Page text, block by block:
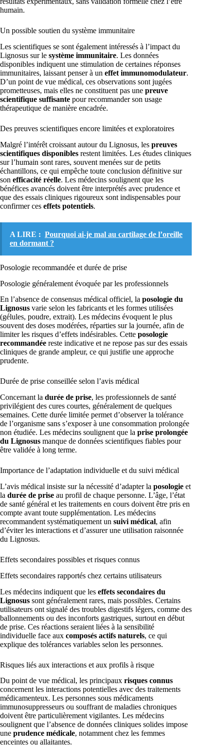
humain.
Un possible soutien du système immunitaire
Les scientifiques se sont également intéressés à l’impact du
Lignosus sur le système immunitaire. Les données
disponibles indiquent une stimulation de certaines réponses
immunitaires, laissant penser à un effet immunomodulateur.
D’un point de vue médical, ces observations sont jugées
prometteuses, mais elles ne constituent pas une preuve
scientifique suffisante pour recommander son usage
thérapeutique de manière encadrée.
Des preuves scientifiques encore limitées et exploratoires
Malgré l’intérêt croissant autour du Lignosus, les preuves
scientifiques disponibles restent limitées. Les études cliniques
sur l’humain sont rares, souvent menées sur de petits
échantillons, ce qui empêche toute conclusion définitive sur
son efficacité réelle. Les médecins soulignent que les
bénéfices avancés doivent être interprétés avec prudence et
que des essais cliniques rigoureux sont indispensables pour
confirmer ces effets potentiels.
A LIRE : Pourquoi ai-je mal au cartilage de l’oreille
en dormant ?
Posologie recommandée et durée de prise
Posologie généralement évoquée par les professionnels
En l’absence de consensus médical officiel, la posologie du
Lignosus varie selon les fabricants et les formes utilisées
(gélules, poudre, extrait). Les médecins évoquent le plus
souvent des doses modérées, réparties sur la journée, afin de
limiter les risques d’effets indésirables. Cette posologie
recommandée reste indicative et ne repose pas sur des essais
cliniques de grande ampleur, ce qui justifie une approche
prudente.
Durée de prise conseillée selon l’avis médical
Concernant la durée de prise, les professionnels de santé
privilégient des cures courtes, généralement de quelques
semaines. Cette durée limitée permet d’observer la tolérance
de l’organisme sans s’exposer à une consommation prolongée
non étudiée. Les médecins soulignent que la prise prolongée
du Lignosus manque de données scientifiques fiables pour
être validée à long terme.
Importance de l’adaptation individuelle et du suivi médical
L’avis médical insiste sur la nécessité d’adapter la posologie et
la durée de prise au profil de chaque personne. L’âge, l’état
de santé général et les traitements en cours doivent être pris en
compte avant toute supplémentation. Les médecins
recommandent systématiquement un suivi médical, afin
d’éviter les interactions et d’assurer une utilisation raisonnée
du Lignosus.
Effets secondaires possibles et risques connus
Effets secondaires rapportés chez certains utilisateurs
Les médecins indiquent que les effets secondaires du
Lignosus sont généralement rares, mais possibles. Certains
utilisateurs ont signalé des troubles digestifs légers, comme des
ballonnements ou des inconforts gastriques, surtout en début
de prise. Ces réactions seraient liées à la sensibilité
individuelle face aux composés actifs naturels, ce qui
explique des tolérances variables selon les personnes.
Risques liés aux interactions et aux profils à risque
Du point de vue médical, les principaux risques connus
concernent les interactions potentielles avec des traitements
médicamenteux. Les personnes sous médicaments
immunosuppresseurs ou souffrant de maladies chroniques
doivent être particulièrement vigilantes. Les médecins
soulignent que l’absence de données cliniques solides impose
une prudence médicale, notamment chez les femmes
enceintes ou allaitantes.